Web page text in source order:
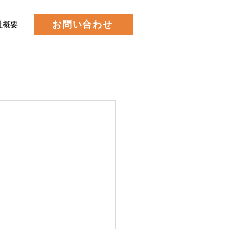
概要 お問い合わせ